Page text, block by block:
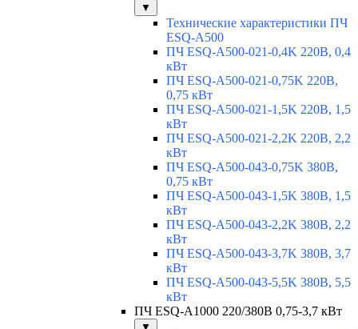
▼
Технические характеристики ПЧ
ESQ-A500
ПЧ ESQ-A500-021-0,4K 220В, 0,4
кВт
ПЧ ESQ-A500-021-0,75K 220В,
0,75 кВт
ПЧ ESQ-A500-021-1,5K 220В, 1,5
кВт
ПЧ ESQ-A500-021-2,2K 220В, 2,2
кВт
ПЧ ESQ-A500-043-0,75K 380В,
0,75 кВт
ПЧ ESQ-A500-043-1,5K 380В, 1,5
кВт
ПЧ ESQ-A500-043-2,2K 380В, 2,2
кВт
ПЧ ESQ-A500-043-3,7K 380В, 3,7
кВт
ПЧ ESQ-A500-043-5,5K 380В, 5,5
кВт
ПЧ ESQ-A1000 220/380В 0,75-3,7 кВт